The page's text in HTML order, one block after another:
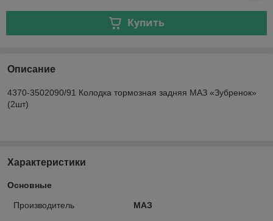
Купить
Описание
4370-3502090/91 Колодка тормозная задняя МАЗ «Зубренок»
(2шт)
Характеристики
Основные
Производитель МАЗ